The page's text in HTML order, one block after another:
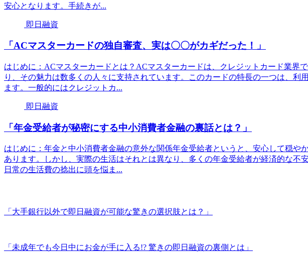
安心となります。手続きが...
即日融資
「ACマスターカードの独自審査、実は〇〇がカギだった！」
はじめに：ACマスターカードとは？ACマスターカードは、クレジットカード業界
り、その魅力は数多くの人々に支持されています。このカードの特長の一つは、利
ます。一般的にはクレジットカ...
即日融資
「年金受給者が秘密にする中小消費者金融の裏話とは？」
はじめに：年金と中小消費者金融の意外な関係年金受給者というと、安心して穏や
あります。しかし、実際の生活はそれとは異なり、多くの年金受給者が経済的な不
日常の生活費の捻出に頭を悩ま...
「大手銀行以外で即日融資が可能な驚きの選択肢とは？」
「未成年でも今日中にお金が手に入る!? 驚きの即日融資の裏側とは」